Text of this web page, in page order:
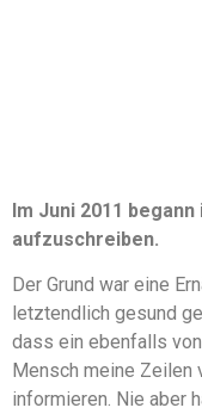
Im Juni 2011
aufzuschreiben.
Der Grund war eine
letztendlich gesund
dass ein ebenfalls
Mensch meine Zeilen
informieren. Nie aber